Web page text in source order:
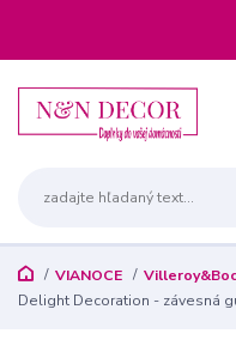
VIANOCE
Delight Decoration - závesná